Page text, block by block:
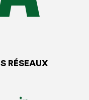
RÉSEAUX